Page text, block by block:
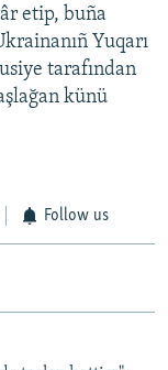
etip, buña
Yuqarı
tarafından
künü
Follow us